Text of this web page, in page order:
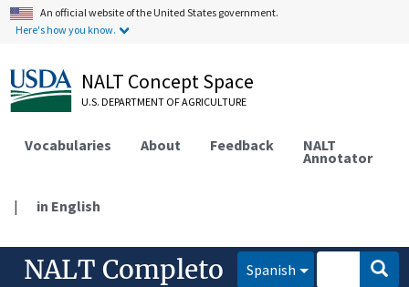
An official website of the United States government.
Here's how you know.
NALT Concept Space
U.S. DEPARTMENT OF AGRICULTURE
Vocabularies About Feedback NALT
Annotator
| in English
NALT Completo Spanish